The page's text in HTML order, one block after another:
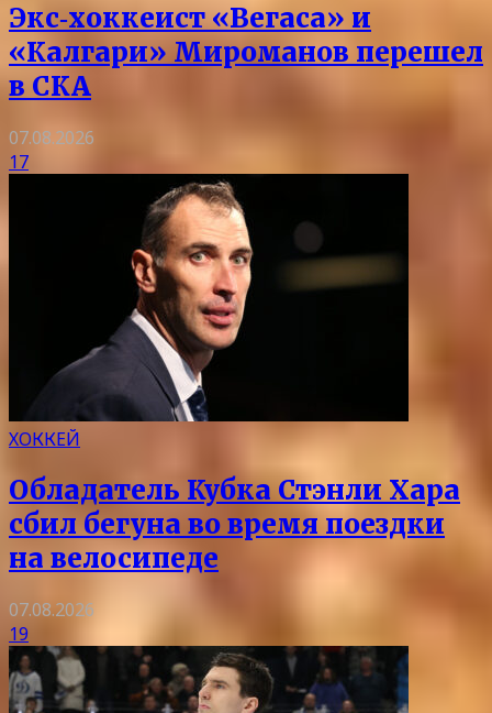
Экс‑хоккеист «Вегаса» и
«Калгари» Мироманов перешел
в СКА
07.08.2026
17
ХОККЕЙ
Обладатель Кубка Стэнли Хара
сбил бегуна во время поездки
на велосипеде
07.08.2026
19